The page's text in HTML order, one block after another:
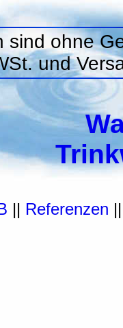
sind ohne
und
|| Referenzen